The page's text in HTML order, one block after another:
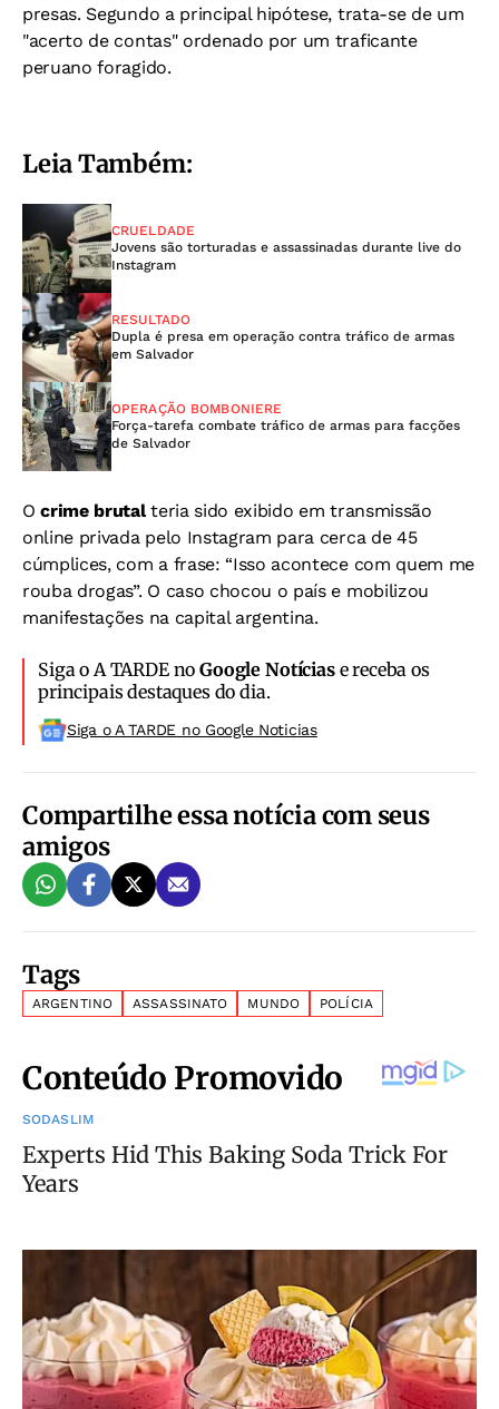
presas. Segundo a principal hipótese, trata-se de um
"acerto de contas" ordenado por um traficante
peruano foragido.
Leia Também:
CRUELDADE
Jovens são torturadas e assassinadas durante live do
Instagram
RESULTADO
Dupla é presa em operação contra tráfico de armas
em Salvador
OPERAÇÃO BOMBONIERE
Força-tarefa combate tráfico de armas para facções
de Salvador
O crime brutalteria sido exibido em transmissão
online privada pelo Instagram para cerca de 45
cúmplices, com a frase: “Isso acontece com quem me
rouba drogas”. O caso chocou o país e mobilizou
manifestações na capital argentina.
Siga o A TARDE noGoogle Notíciase receba os
principais destaques do dia.
Siga o A TARDE no Google Noticias
Compartilhe essa notícia com seus
amigos
Tags
ARGENTINO ASSASSINATO MUNDO POLÍCIA